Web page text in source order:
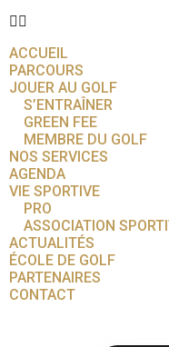
ACCUEIL
PARCOURS
JOUER AU GOLF
S’ENTRAÎNER
GREEN FEE
MEMBRE DU GOLF
NOS SERVICES
AGENDA
VIE SPORTIVE
PRO
ASSOCIATION
ACTUALITÉS
ÉCOLE DE GOLF
PARTENAIRES
CONTACT